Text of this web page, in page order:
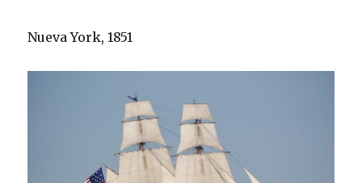
Nueva York, 1851